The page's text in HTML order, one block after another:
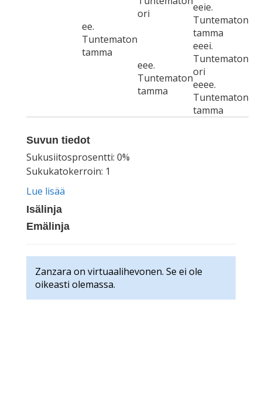
ee.
Tuntematon
tamma
ori
eeie.
Tuntematon
tamma
eee.
Tuntematon
tamma
eeei.
Tuntematon
ori
eeee.
Tuntematon
tamma
Suvun tiedot
Sukusiitosprosentti: 0%
Sukukatokerroin: 1
Lue lisää
Isälinja
Emälinja
Zanzara on virtuaalihevonen. Se ei ole
oikeasti olemassa.